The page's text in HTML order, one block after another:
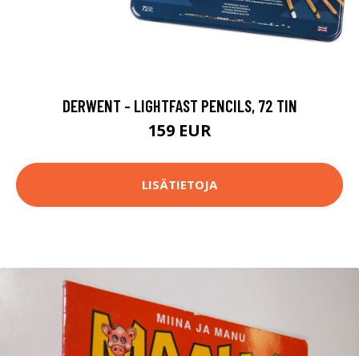
DERWENT - LIGHTFAST PENCILS, 72 TIN
159 EUR
LISÄTIETOJA